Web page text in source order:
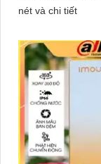
nét và chi tiết